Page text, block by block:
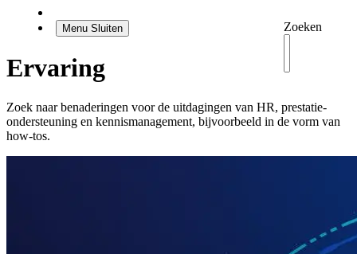
Zoeken
Menu Sluiten
Ervaring
Zoek naar benaderingen voor de uitdagingen van HR, prestatie-
ondersteuning en kennismanagement, bijvoorbeeld in de vorm van
how-tos.